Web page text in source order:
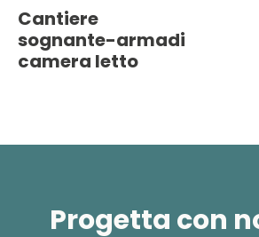
Cantiere
sognante-armadi
camera letto
Progetta con